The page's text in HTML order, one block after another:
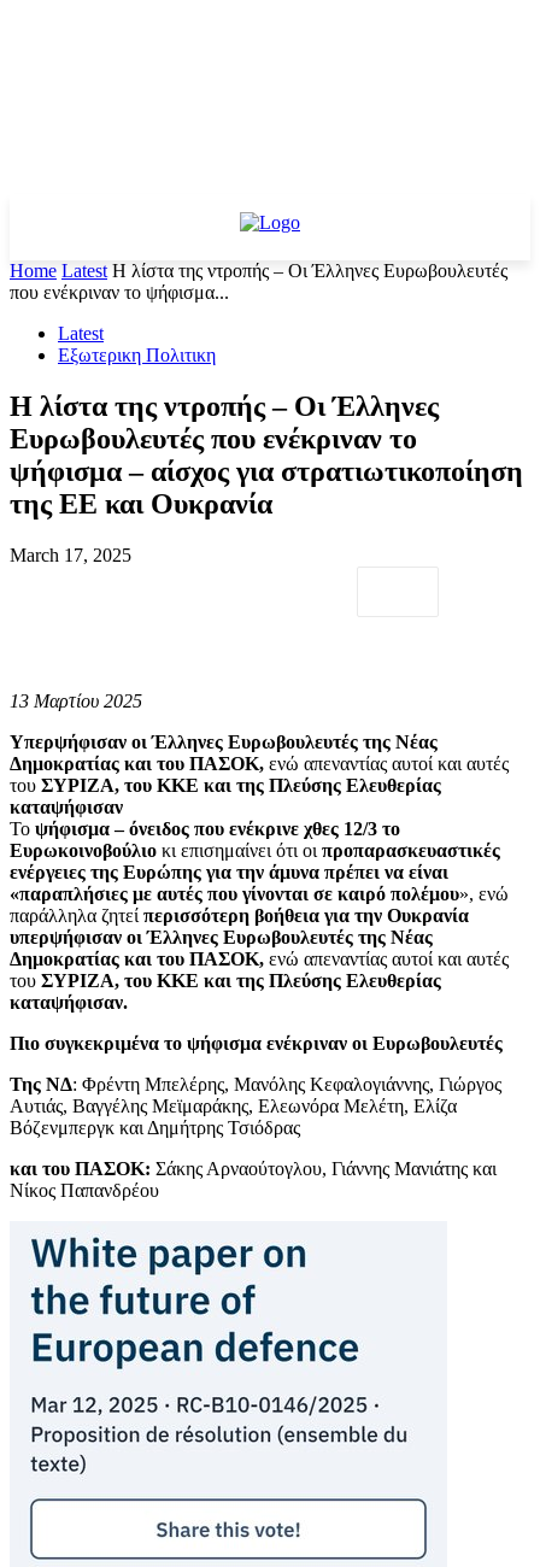
Home Latest Η λίστα της ντροπής – Οι Έλληνες Ευρωβουλευτές
που ενέκριναν το ψήφισμα...
Latest
Εξωτερικη Πολιτικη
Η λίστα της ντροπής – Οι Έλληνες
Ευρωβουλευτές που ενέκριναν το
ψήφισμα – αίσχος για στρατιωτικοποίηση
της ΕΕ και Ουκρανία
March 17, 2025
13 Μαρτίου 2025
Υπερψήφισαν οι Έλληνες Ευρωβουλευτές της Νέας
Δημοκρατίας και του ΠΑΣΟΚ, ενώ απεναντίας αυτοί και αυτές
του ΣΥΡΙΖΑ, του ΚΚΕ και της Πλεύσης Ελευθερίας
καταψήφισαν
Το ψήφισμα – όνειδος που ενέκρινε χθες 12/3 το
Ευρωκοινοβούλιο κι επισημαίνει ότι οι προπαρασκευαστικές
ενέργειες της Ευρώπης για την άμυνα πρέπει να είναι
«παραπλήσιες με αυτές που γίνονται σε καιρό πολέμου», ενώ
παράλληλα ζητεί περισσότερη βοήθεια για την Ουκρανία
υπερψήφισαν οι Έλληνες Ευρωβουλευτές της Νέας
Δημοκρατίας και του ΠΑΣΟΚ, ενώ απεναντίας αυτοί και αυτές
του ΣΥΡΙΖΑ, του ΚΚΕ και της Πλεύσης Ελευθερίας
καταψήφισαν.
Πιο συγκεκριμένα το ψήφισμα ενέκριναν οι Ευρωβουλευτές
Της ΝΔ: Φρέντη Μπελέρης, Μανόλης Κεφαλογιάννης, Γιώργος
Αυτιάς, Βαγγέλης Μεϊμαράκης, Ελεωνόρα Μελέτη, Ελίζα
Βόζενμπεργκ και Δημήτρης Τσιόδρας
και του ΠΑΣΟΚ: Σάκης Αρναούτογλου, Γιάννης Μανιάτης και
Νίκος Παπανδρέου